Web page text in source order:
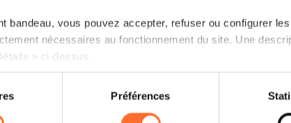
bandeau, vous pouvez accepter, refuser ou configurer
nécessaires au fonctionnement du site. Une
» ci-dessus.
la navigation sur le site et certaines fonctionnalités (ex :
Préférences